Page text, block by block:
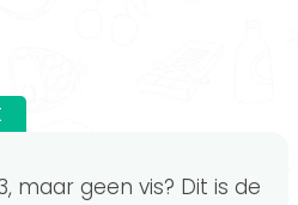
maar geen vis? Dit is de